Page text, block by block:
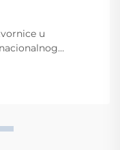
u
rješenja za
OEM/ODM-a još